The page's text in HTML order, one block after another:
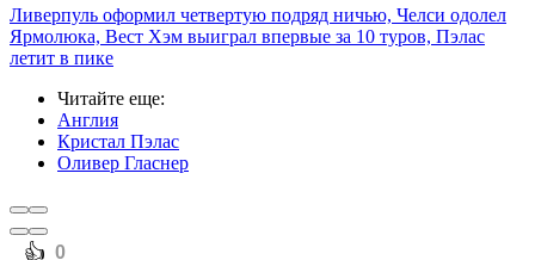
Ливерпуль оформил четвертую подряд ничью, Челси одолел
Ярмолюка, Вест Хэм выиграл впервые за 10 туров, Пэлас
летит в пике
Читайте еще:
Англия
Кристал Пэлас
Оливер Гласнер
️👍 0